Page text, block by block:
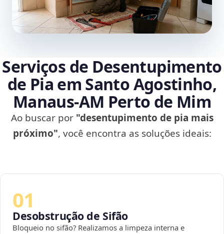
Serviços de Desentupimento
de Pia em Santo Agostinho,
Manaus‑AM Perto de Mim
Ao buscar por "desentupimento de pia mais
próximo", você encontra as soluções ideais:
01
Desobstrução de Sifão
Bloqueio no sifão? Realizamos a limpeza interna e